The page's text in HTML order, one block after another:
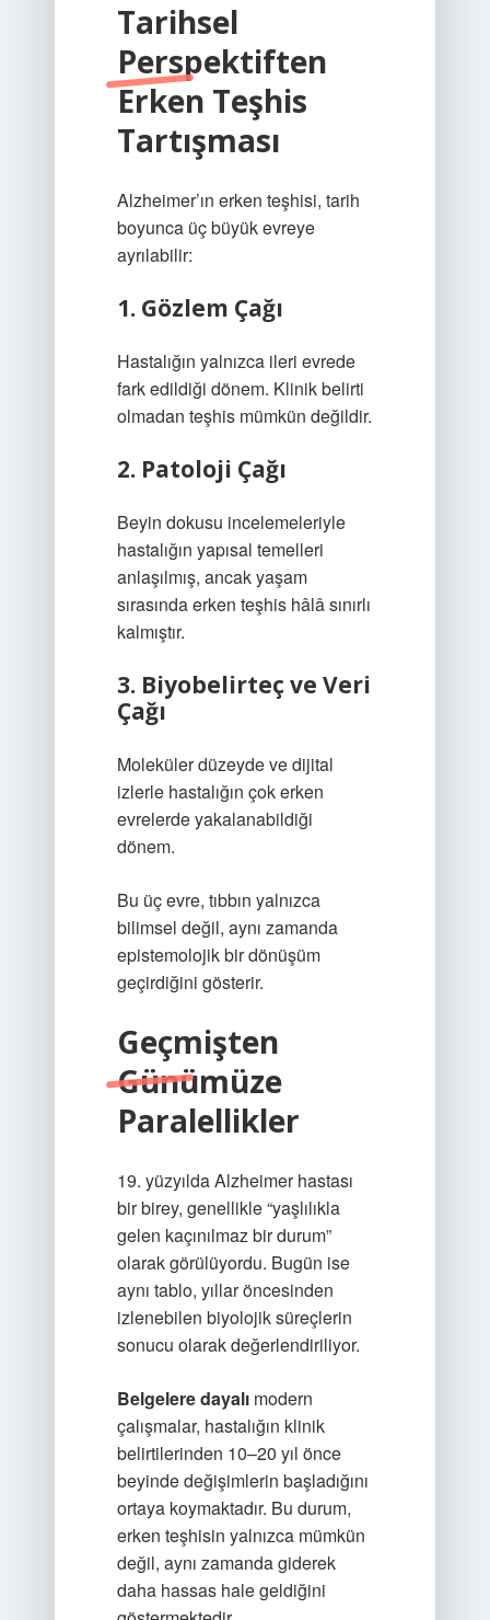
Tarihsel
Perspektiften
Erken Teşhis
Tartışması
Alzheimer’ın erken teşhisi, tarih
boyunca üç büyük evreye
ayrılabilir:
1. Gözlem Çağı
Hastalığın yalnızca ileri evrede
fark edildiği dönem. Klinik belirti
olmadan teşhis mümkün değildir.
2. Patoloji Çağı
Beyin dokusu incelemeleriyle
hastalığın yapısal temelleri
anlaşılmış, ancak yaşam
sırasında erken teşhis hâlâ sınırlı
kalmıştır.
3. Biyobelirteç ve Veri
Çağı
Moleküler düzeyde ve dijital
izlerle hastalığın çok erken
evrelerde yakalanabildiği
dönem.
Bu üç evre, tıbbın yalnızca
bilimsel değil, aynı zamanda
epistemolojik bir dönüşüm
geçirdiğini gösterir.
Geçmişten
Günümüze
Paralellikler
19. yüzyılda Alzheimer hastası
bir birey, genellikle “yaşlılıkla
gelen kaçınılmaz bir durum”
olarak görülüyordu. Bugün ise
aynı tablo, yıllar öncesinden
izlenebilen biyolojik süreçlerin
sonucu olarak değerlendiriliyor.
Belgelere dayalımodern
çalışmalar, hastalığın klinik
belirtilerinden 10–20 yıl önce
beyinde değişimlerin başladığını
ortaya koymaktadır. Bu durum,
erken teşhisin yalnızca mümkün
değil, aynı zamanda giderek
daha hassas hale geldiğini